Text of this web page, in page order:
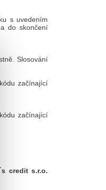
s uvedením
do skončení
Slosování
začínající
začínající
credit s.r.o.